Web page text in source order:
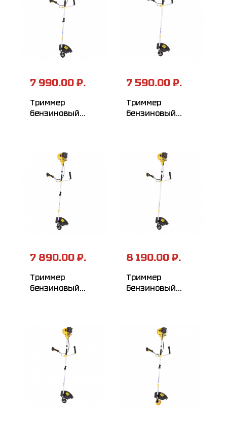
7 990.00 ₽.
Триммер
бензиновый
7 590.00 ₽.
Триммер
бензиновый
7 890.00 ₽.
Триммер
бензиновый
8 190.00 ₽.
Триммер
бензиновый